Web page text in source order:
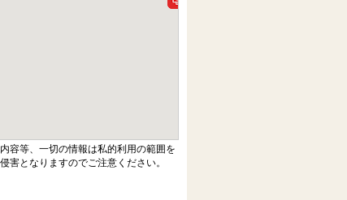
容等、一切の情報は私的利用の範囲を
害となりますのでご注意ください。